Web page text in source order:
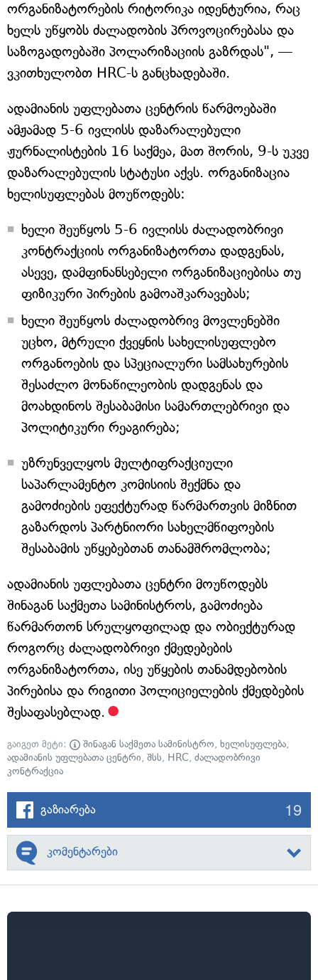
ორგანიზატორების რიტორიკა იდენტურია, რაც
ხელს უწყობს ძალადობის პროვოცირებასა და
საზოგადოებაში პოლარიზაციის გაზრდას", —
ვკითხულობთ HRC-ს განცხადებაში.
ადამიანის უფლებათა ცენტრის წარმოებაში
ამჟამად 5-6 ივლისს დაზარალებული
ჟურნალისტების 16 საქმეა, მათ შორის, 9-ს უკვე
დაზარალებულის სტატუსი აქვს. ორგანიზაცია
ხელისუფლებას მოუწოდებს:
ხელი შეუწყოს 5-6 ივლისს ძალადობრივი
კონტრაქციის ორგანიზატორთა დადგენას,
ასევე, დამფინანსებელი ორგანიზაციებისა თუ
ფიზიკური პირების გამოაშკარავებას;
ხელი შეუწყოს ძალადობრივ მოვლენებში
უცხო, მტრული ქვეყნის სახელისუფლებო
ორგანოების და სპეციალური სამსახურების
შესაძლო მონაწილეობის დადგენას და
მოახდინოს შესაბამისი სამართლებრივი და
პოლიტიკური რეაგირება;
უზრუნველყოს მულტიფრაქციული
საპარლამენტო კომისიის შექმნა და
გამოძიების ეფექტურად წარმართვის მიზნით
გაზარდოს პარტნიორი სახელმწიფოების
შესაბამის უწყებებთან თანამშრომლობა;
ადამიანის უფლებათა ცენტრი მოუწოდებს
შინაგან საქმეთა სამინისტროს, გამოძიება
წარმართონ სრულყოფილად და ობიექტურად
როგორც ძალადობრივი ქმედებების
ორგანიზატორთა, ისე უწყების თანამდებობის
პირებისა და რიგითი პოლიციელების ქმედბების
შესაფასებლად.
გაიგეთ მეტი: შინაგან საქმეთა სამინისტრო, ხელისუფლება,
ადამიანის უფლებათა ცენტრი, შსს, HRC, ძალადობრივი
კონტრაქცია
გაზიარება 19
კომენტარები